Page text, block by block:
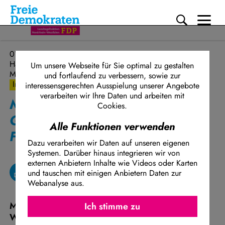
Direkt zum Inhalt
01.07.2024
Haushalt und Finanzen
Mündliche Anfrage
Initiative
Mündliche Anfrage im
Geschäftsbereich Haushalt und
Finanzen
Mündliche Anfrage 50 - Abgeordnete Dirk
Wedel FDP, Ralf Witzel FDP: Neue
Um unsere Webseite für Sie optimal zu gestalten
und fortlaufend zu verbessern, sowie zur
interessensgerechten Ausspielung unserer Angebote
verarbeiten wir Ihre Daten und arbeiten mit
Cookies.
Alle Funktionen verwenden
Dazu verarbeiten wir Daten auf unseren eigenen
Systemen. Darüber hinaus integrieren wir von
externen Anbietern Inhalte wie Videos oder Karten
und tauschen mit einigen Anbietern Daten zur
Webanalyse aus.
Facebook Embed / Facebook Connect
Ich stimme zu
Ich stimme